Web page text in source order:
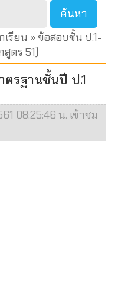
รียน » ข้อสอบชั้น ป.1-
ตร 51)
รฐานชั้นปี ป.1
08:25:46 น. เข้าชม